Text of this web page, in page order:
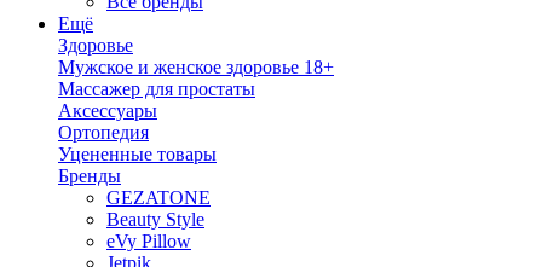
Ещё
Здоровье
Мужское и женское здоровье 18+
Массажер для простаты
Аксессуары
Ортопедия
Уцененные товары
Бренды
GEZATONE
Beauty Style
eVy Pillow
Jetpik